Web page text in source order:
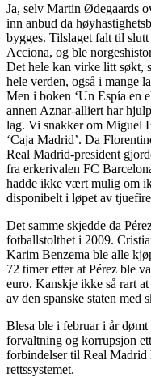
Ja, selv Martin Ødegaards
inn anbud da
bygges. Tilslaget falt til slutt
Acciona, og ble
Det hele kan virke litt søkt,
hele verden, også i mange
Men i boken ‘Un Espía en
annen Aznar-alliert har
lag. Vi snakker om Miguel
‘Caja Madrid’. Da
Real Madrid-president
fra erkerivalen FC
hadde ikke vært mulig om
disponibelt i løpet av
Det samme skjedde da
fotballstolthet i 2009.
Karim Benzema ble alle
72 timer etter at Pérez ble
euro. Kanskje ikke så rart
av den spanske staten med
Blesa ble i februar i år
forvaltning og korrupsjon
forbindelser til Real Madrid
rettssystemet.